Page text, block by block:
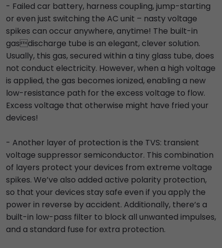
- Failed car battery, harness coupling, jump-starting
or even just switching the AC unit – nasty voltage
spikes can occur anywhere, anytime! The built-in
gasdischarge tube is an elegant, clever solution.
Usually, this gas, secured within a tiny glass tube, does
not conduct electricity. However, when a high voltage
is applied, the gas becomes ionized, enabling a new
low-resistance path for the excess voltage to flow.
Excess voltage that otherwise might have fried your
devices!
- Another layer of protection is the TVS: transient
voltage suppressor semiconductor. This combination
of layers protect your devices from extreme voltage
spikes. We’ve also added active polarity protection,
so that your devices stay safe even if you apply the
power in reverse by accident. Additionally, there’s a
built-in low-pass filter to block all unwanted impulses,
and a standard fuse for extra protection.